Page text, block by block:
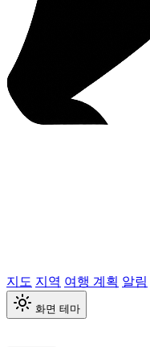
지도 지역 여행 계획 알림
화면 테마